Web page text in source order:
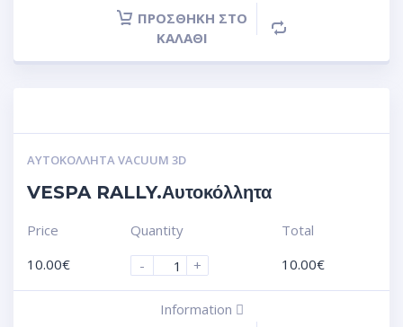
ΠΡΟΣΘΉΚΗ ΣΤΟ
ΚΑΛΆΘΙ
ΑΥΤΟΚΌΛΛΗΤΑ VACUUM 3D
VESPA RALLY.Αυτοκόλλητα
Price
10.00€
Quantity
-
+
Total
10.00€
Information